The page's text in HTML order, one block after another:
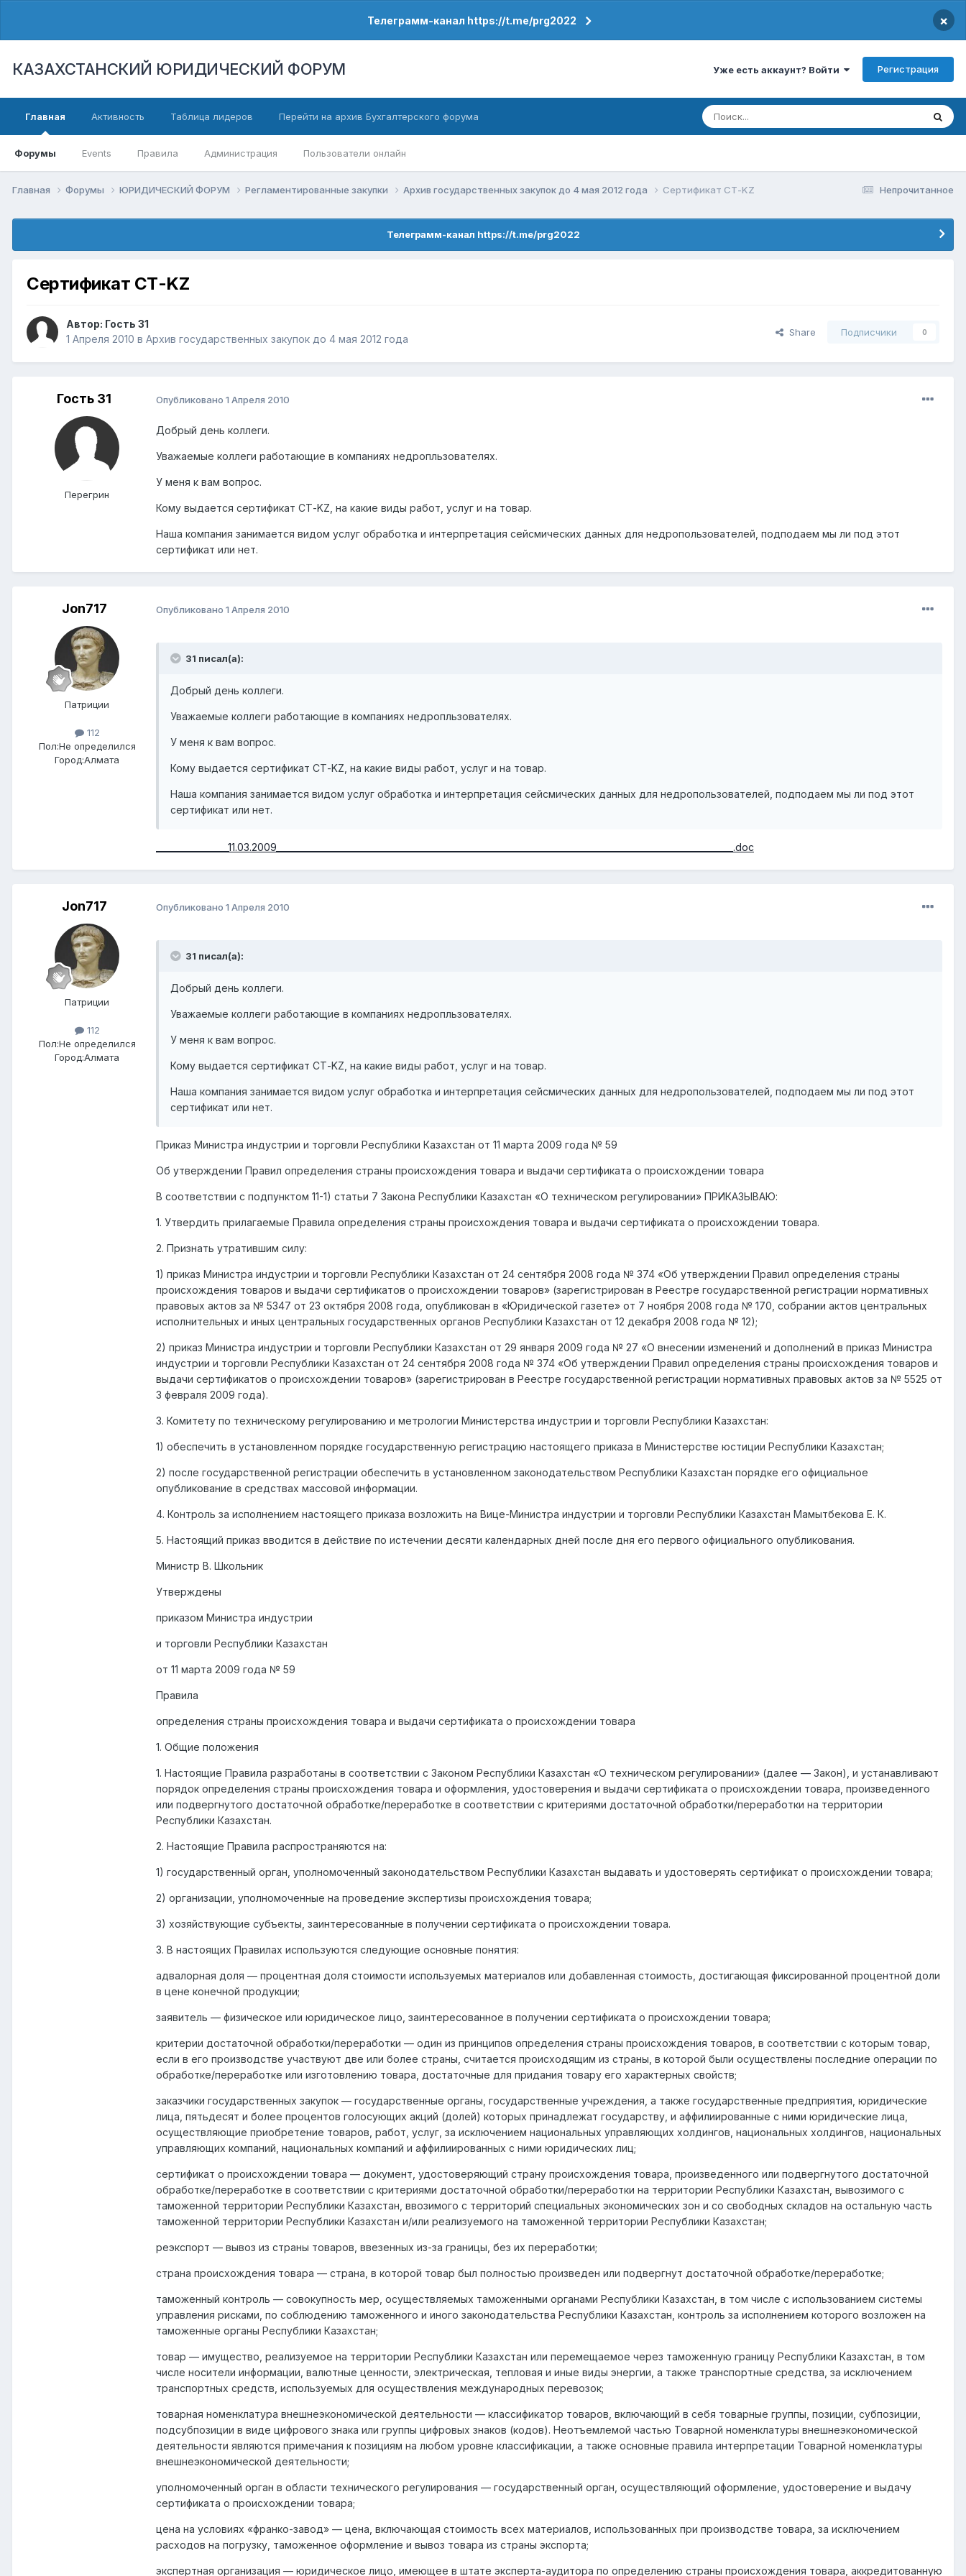
Телеграмм-канал https://t.me/prg2022 ×
КАЗАХСТАНСКИЙ ЮРИДИЧЕСКИЙ ФОРУМ Уже есть аккаунт? Войти Регистрация
Главная
Форумы Events Правила Администрация Пользователи онлайн
Активность Таблица лидеров Перейти на архив Бухгалтерского форума
Непрочитанное
Главная Форумы ЮРИДИЧЕСКИЙ ФОРУМ Регламентированные закупки Архив государственных закупок до 4 мая 2012 года Сертификат СТ-KZ
Телеграмм-канал https://t.me/prg2022
Сертификат СТ-KZ
Автор: Гость 31
1 Апреля 2010 в Архив государственных закупок до 4 мая 2012 года
Share Подписчики 0
Гость 31
Перегрин
Опубликовано 1 Апреля 2010
Добрый день коллеги.
Уважаемые коллеги работающие в компаниях недропльзователях.
У меня к вам вопрос.
Кому выдается сертификат СТ-KZ, на какие виды работ, услуг и на товар.
Наша компания занимается видом услуг обработка и интерпретация сейсмических данных для недропользователей, подподаем мы ли под этот
сертификат или нет.
Jon717
Патриции
112
Пол:Не определился
Город:Алмата
Опубликовано 1 Апреля 2010
31 писал(а):
Добрый день коллеги.
Уважаемые коллеги работающие в компаниях недропльзователях.
У меня к вам вопрос.
Кому выдается сертификат СТ-KZ, на какие виды работ, услуг и на товар.
Наша компания занимается видом услуг обработка и интерпретация сейсмических данных для недропользователей, подподаем мы ли под этот
сертификат или нет.
_________________11.03.2009__________________________________________________________________________________________________________.doc
Jon717
Патриции
112
Пол:Не определился
Город:Алмата
Опубликовано 1 Апреля 2010
31 писал(а):
Добрый день коллеги.
Уважаемые коллеги работающие в компаниях недропльзователях.
У меня к вам вопрос.
Кому выдается сертификат СТ-KZ, на какие виды работ, услуг и на товар.
Наша компания занимается видом услуг обработка и интерпретация сейсмических данных для недропользователей, подподаем мы ли под этот
сертификат или нет.
Приказ Министра индустрии и торговли Республики Казахстан от 11 марта 2009 года № 59
Об утверждении Правил определения страны происхождения товара и выдачи сертификата о происхождении товара
В соответствии с подпунктом 11-1) статьи 7 Закона Республики Казахстан «О техническом регулировании» ПРИКАЗЫВАЮ:
1. Утвердить прилагаемые Правила определения страны происхождения товара и выдачи сертификата о происхождении товара.
2. Признать утратившим силу:
1) приказ Министра индустрии и торговли Республики Казахстан от 24 сентября 2008 года № 374 «Об утверждении Правил определения страны
происхождения товаров и выдачи сертификатов о происхождении товаров» (зарегистрирован в Реестре государственной регистрации нормативных
правовых актов за № 5347 от 23 октября 2008 года, опубликован в «Юридической газете» от 7 ноября 2008 года № 170, собрании актов центральных
исполнительных и иных центральных государственных органов Республики Казахстан от 12 декабря 2008 года № 12);
2) приказ Министра индустрии и торговли Республики Казахстан от 29 января 2009 года № 27 «О внесении изменений и дополнений в приказ Министра
индустрии и торговли Республики Казахстан от 24 сентября 2008 года № 374 «Об утверждении Правил определения страны происхождения товаров и
выдачи сертификатов о происхождении товаров» (зарегистрирован в Реестре государственной регистрации нормативных правовых актов за № 5525 от
3 февраля 2009 года).
3. Комитету по техническому регулированию и метрологии Министерства индустрии и торговли Республики Казахстан:
1) обеспечить в установленном порядке государственную регистрацию настоящего приказа в Министерстве юстиции Республики Казахстан;
2) после государственной регистрации обеспечить в установленном законодательством Республики Казахстан порядке его официальное
опубликование в средствах массовой информации.
4. Контроль за исполнением настоящего приказа возложить на Вице-Министра индустрии и торговли Республики Казахстан Мамытбекова Е. К.
5. Настоящий приказ вводится в действие по истечении десяти календарных дней после дня его первого официального опубликования.
Министр В. Школьник
Утверждены
приказом Министра индустрии
и торговли Республики Казахстан
от 11 марта 2009 года № 59
Правила
определения страны происхождения товара и выдачи сертификата о происхождении товара
1. Общие положения
1. Настоящие Правила разработаны в соответствии с Законом Республики Казахстан «О техническом регулировании» (далее — Закон), и устанавливают
порядок определения страны происхождения товара и оформления, удостоверения и выдачи сертификата о происхождении товара, произведенного
или подвергнутого достаточной обработке/переработке в соответствии с критериями достаточной обработки/переработки на территории
Республики Казахстан.
2. Настоящие Правила распространяются на:
1) государственный орган, уполномоченный законодательством Республики Казахстан выдавать и удостоверять сертификат о происхождении товара;
2) организации, уполномоченные на проведение экспертизы происхождения товара;
3) хозяйствующие субъекты, заинтересованные в получении сертификата о происхождении товара.
3. В настоящих Правилах используются следующие основные понятия:
адвалорная доля — процентная доля стоимости используемых материалов или добавленная стоимость, достигающая фиксированной процентной доли
в цене конечной продукции;
заявитель — физическое или юридическое лицо, заинтересованное в получении сертификата о происхождении товара;
критерии достаточной обработки/переработки — один из принципов определения страны происхождения товаров, в соответствии с которым товар,
если в его производстве участвуют две или более страны, считается происходящим из страны, в которой были осуществлены последние операции по
обработке/переработке или изготовлению товара, достаточные для придания товару его характерных свойств;
заказчики государственных закупок — государственные органы, государственные учреждения, а также государственные предприятия, юридические
лица, пятьдесят и более процентов голосующих акций (долей) которых принадлежат государству, и аффилиированные с ними юридические лица,
осуществляющие приобретение товаров, работ, услуг, за исключением национальных управляющих холдингов, национальных холдингов, национальных
управляющих компаний, национальных компаний и аффилиированных с ними юридических лиц;
сертификат о происхождении товара — документ, удостоверяющий страну происхождения товара, произведенного или подвергнутого достаточной
обработке/переработке в соответствии с критериями достаточной обработки/переработки на территории Республики Казахстан, вывозимого с
таможенной территории Республики Казахстан, ввозимого с территорий специальных экономических зон и со свободных складов на остальную часть
таможенной территории Республики Казахстан и/или реализуемого на таможенной территории Республики Казахстан;
реэкспорт — вывоз из страны товаров, ввезенных из-за границы, без их переработки;
страна происхождения товара — страна, в которой товар был полностью произведен или подвергнут достаточной обработке/переработке;
таможенный контроль — совокупность мер, осуществляемых таможенными органами Республики Казахстан, в том числе с использованием системы
управления рисками, по соблюдению таможенного и иного законодательства Республики Казахстан, контроль за исполнением которого возложен на
таможенные органы Республики Казахстан;
товар — имущество, реализуемое на территории Республики Казахстан или перемещаемое через таможенную границу Республики Казахстан, в том
числе носители информации, валютные ценности, электрическая, тепловая и иные виды энергии, а также транспортные средства, за исключением
транспортных средств, используемых для осуществления международных перевозок;
товарная номенклатура внешнеэкономической деятельности — классификатор товаров, включающий в себя товарные группы, позиции, субпозиции,
подсубпозиции в виде цифрового знака или группы цифровых знаков (кодов). Неотъемлемой частью Товарной номенклатуры внешнеэкономической
деятельности являются примечания к позициям на любом уровне классификации, а также основные правила интерпретации Товарной номенклатуры
внешнеэкономической деятельности;
уполномоченный орган в области технического регулирования — государственный орган, осуществляющий оформление, удостоверение и выдачу
сертификата о происхождении товара;
цена на условиях «франко-завод» — цена, включающая стоимость всех материалов, использованных при производстве товара, за исключением
расходов на погрузку, таможенное оформление и вывоз товара из страны экспорта;
экспертная организация — юридическое лицо, имеющее в штате эксперта-аудитора по определению страны происхождения товара, аккредитованную